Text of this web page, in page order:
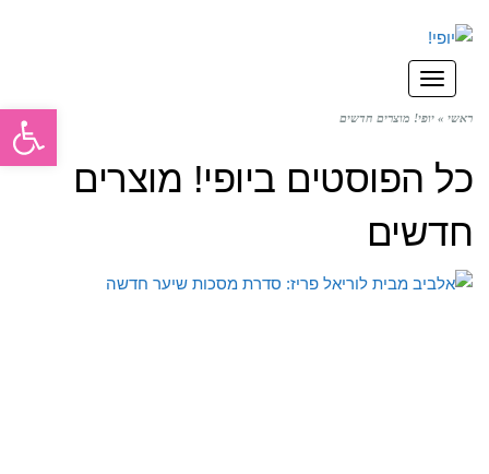
תפריט
ראשי » יופי! מוצרים חדשים
כל הפוסטים ביופי! מוצרים
חדשים
פתח